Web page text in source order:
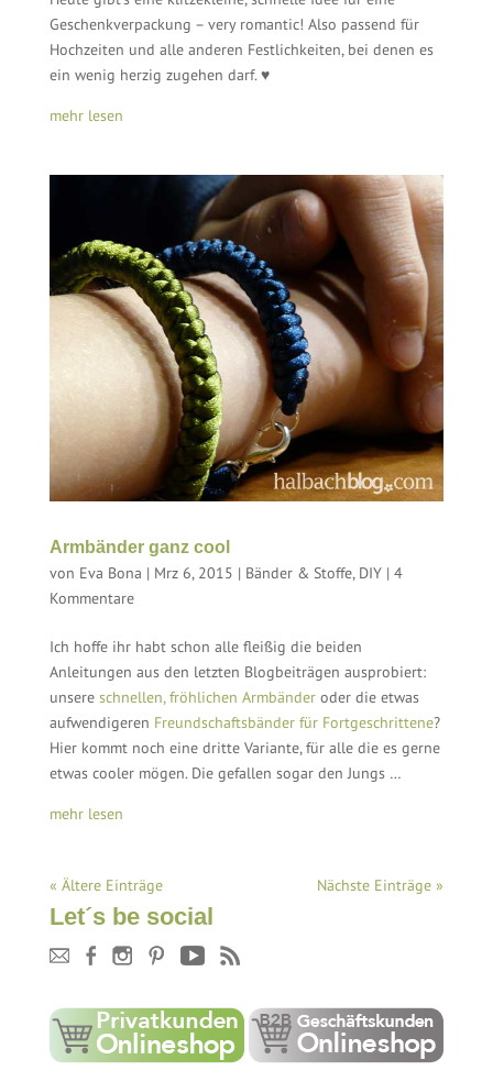
Geschenkverpackung – very romantic! Also passend für
Hochzeiten und alle anderen Festlichkeiten, bei denen es
ein wenig herzig zugehen darf. ♥
mehr lesen
Armbänder ganz cool
von Eva Bona | Mrz 6, 2015 | Bänder & Stoffe, DIY| 4
Kommentare
Ich hoffe ihr habt schon alle fleißig die beiden
Anleitungen aus den letzten Blogbeiträgen ausprobiert:
unsere schnellen, fröhlichen Armbänderoder die etwas
aufwendigeren Freundschaftsbänder für Fortgeschrittene?
Hier kommt noch eine dritte Variante, für alle die es gerne
etwas cooler mögen. Die gefallen sogar den Jungs …
mehr lesen
« Ältere Einträge Nächste Einträge »
Let´s be social